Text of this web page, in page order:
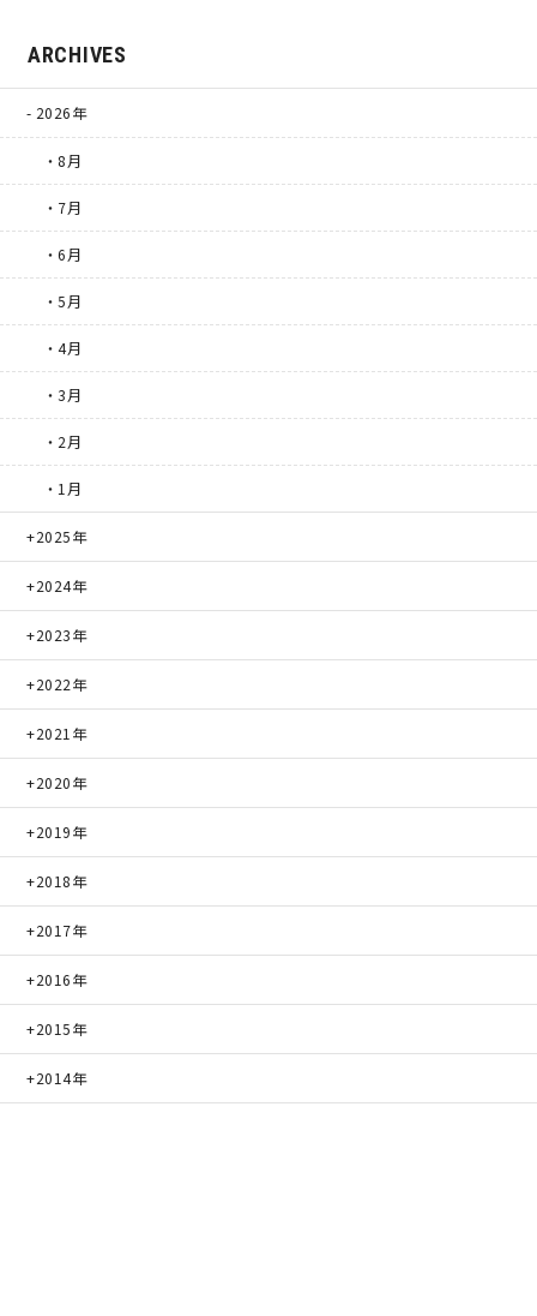
ARCHIVES
2026年
・8月
・7月
・6月
・5月
・4月
・3月
・2月
・1月
2025年
2024年
2023年
2022年
2021年
2020年
2019年
2018年
2017年
2016年
2015年
2014年